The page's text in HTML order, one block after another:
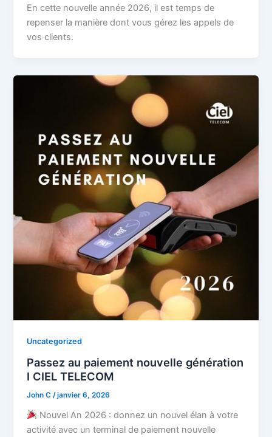
En cette nouvelle année 2026, il est temps de
repenser la manière dont vous gérez les appels de
vos clients.
Uncategorized
Passez au paiement nouvelle génération
I CIEL TELECOM
John C /janvier 6, 2026
Nouvel An 2026 : donnez un nouvel élan à votre
activité avec un terminal de paiement nouvelle